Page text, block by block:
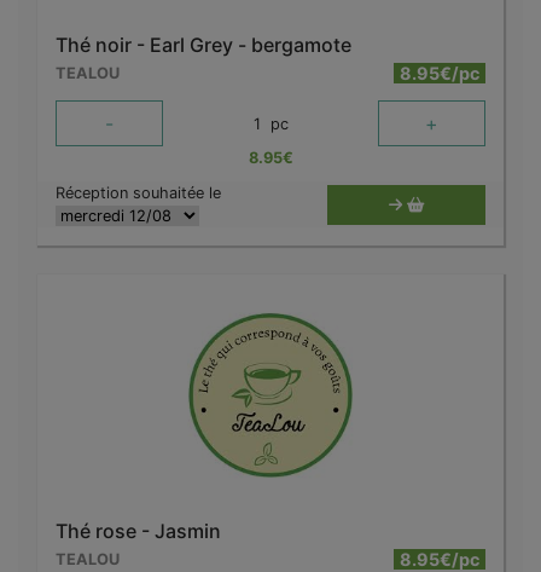
Thé noir - Earl Grey - bergamote
TEALOU 8.95€/pc
- 1 pc +
8.95€
Réception souhaitée le
Thé rose - Jasmin
TEALOU 8.95€/pc